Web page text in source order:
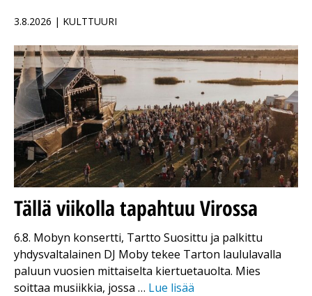
3.8.2026 | KULTTUURI
Tällä viikolla tapahtuu Virossa
6.8. Mobyn konsertti, Tartto Suosittu ja palkittu
yhdysvaltalainen DJ Moby tekee Tarton laululavalla
paluun vuosien mittaiselta kiertuetauolta. Mies
soittaa musiikkia, jossa … Lue lisää